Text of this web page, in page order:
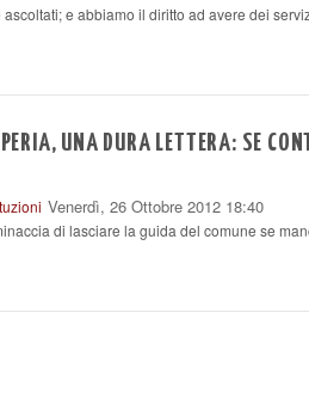
e abbiamo il diritto ad avere dei
UNA DURA LETTERA: SE
Venerdì, 26 Ottobre 2012 18:40
di lasciare la guida del comune se